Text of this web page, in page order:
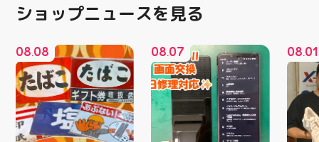
ショップニュースを見る
08.08 08.07 08.01